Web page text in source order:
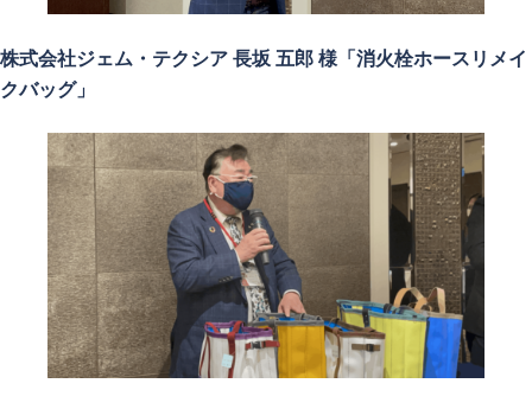
株式会社ジェム・テクシア 長坂 五郎 様「消火栓ホースリメイ
クバッグ」